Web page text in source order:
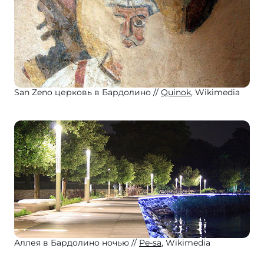
San Zeno церковь в Бардолино Quinok, Wikimedia
Аллея в Бардолино ночью Pe-sa, Wikimedia